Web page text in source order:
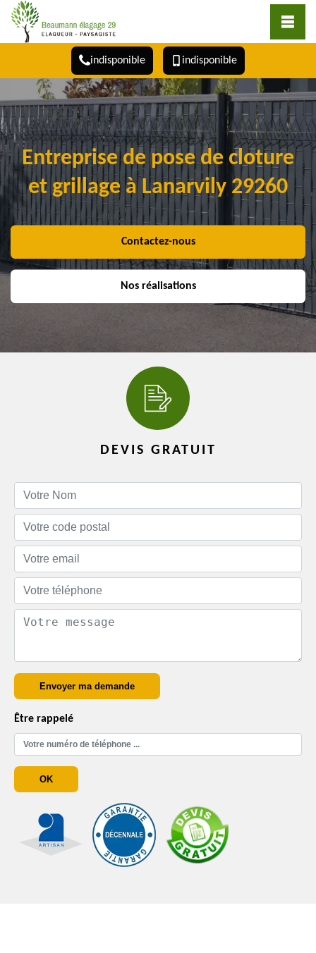
indisponible indisponible
Entreprise de pose de cloture
et grillage à Lanarvily 29260
Contactez-nous
Nos réalisations
DEVIS GRATUIT
Être rappelé